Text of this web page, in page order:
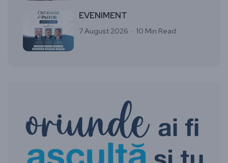
EVENIMENT
7 August 2026 10 Min Read